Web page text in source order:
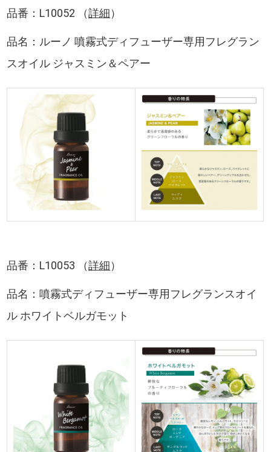
品番：L10052 （詳細）
品名：ルーノ 噴霧式ディフューザー専用フレグラン
スオイル ジャスミン＆ペアー
品番：L10053 （詳細）
品名：噴霧式ディフューザー専用フレグランスオイ
ル ホワイトベルガモット